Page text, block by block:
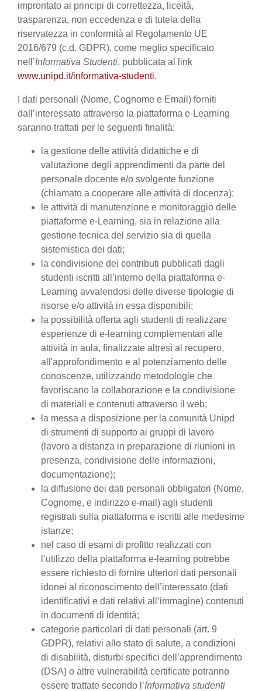
improntato ai principi di correttezza, liceità,
trasparenza, non eccedenza e di tutela della
riservatezza in conformità al Regolamento UE
2016/679 (c.d. GDPR), come meglio specificato
nell’Informativa Studenti, pubblicata al link
www.unipd.it/informativa-studenti.
I dati personali (Nome, Cognome e Email) forniti
dall’interessato attraverso la piattaforma e-Learning
saranno trattati per le seguenti finalità:
la gestione delle attività didattiche e di
valutazione degli apprendimenti da parte del
personale docente e/o svolgente funzione
(chiamato a cooperare alle attività di docenza);
le attività di manutenzione e monitoraggio delle
piattaforme e-Learning, sia in relazione alla
gestione tecnica del servizio sia di quella
sistemistica dei dati;
la condivisione dei contributi pubblicati dagli
studenti iscritti all’interno della piattaforma e-
Learning avvalendosi delle diverse tipologie di
risorse e/o attività in essa disponibili;
la possibilità offerta agli studenti di realizzare
esperienze di e-learning complementari alle
attività in aula, finalizzate altresì al recupero,
all'approfondimento e al potenziamento delle
conoscenze, utilizzando metodologie che
favoriscano la collaborazione e la condivisione
di materiali e contenuti attraverso il web;
la messa a disposizione per la comunità Unipd
di strumenti di supporto ai gruppi di lavoro
(lavoro a distanza in preparazione di riunioni in
presenza, condivisione delle informazioni,
documentazione);
la diffusione dei dati personali obbligatori (Nome,
Cognome, e indirizzo e-mail) agli studenti
registrati sulla piattaforma e iscritti alle medesime
istanze;
nel caso di esami di profitto realizzati con
l’utilizzo della piattaforma e-learning potrebbe
essere richiesto di fornire ulteriori dati personali
idonei al riconoscimento dell’interessato (dati
identificativi e dati relativi all’immagine) contenuti
in documenti di identità;
categorie particolari di dati personali (art. 9
GDPR), relativi allo stato di salute, a condizioni
di disabilità, disturbi specifici dell’apprendimento
(DSA) o altre vulnerabilità certificate potranno
essere trattate secondo l’Informativa studenti